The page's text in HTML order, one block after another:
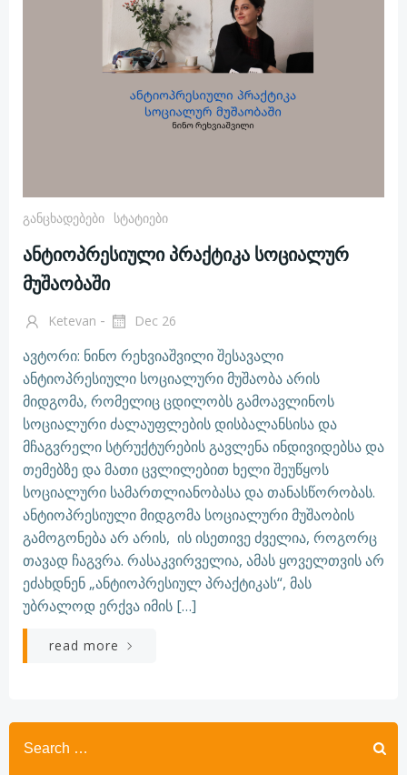
Განცხადებები Სტატიები
ანტიოპრესიული პრაქტიკა სოციალურ
მუშაობაში
Ketevan - Dec 26
ავტორი: ნინო რეხვიაშვილი შესავალი
ანტიოპრესიული სოციალური მუშაობა არის
მიდგომა, რომელიც ცდილობს გამოავლინოს
სოციალური ძალაუფლების დისბალანსისა და
მჩაგვრელი სტრუქტურების გავლენა ინდივიდებსა და
თემებზე და მათი ცვლილებით ხელი შეუწყოს
სოციალური სამართლიანობასა და თანასწორობას.
ანტიოპრესიული მიდგომა სოციალური მუშაობის
გამოგონება არ არის, ის ისეთივე ძველია, როგორც
თავად ჩაგვრა. რასაკვირველია, ამას ყოველთვის არ
ეძახდნენ „ანტიოპრესიულ პრაქტიკას“, მას
უბრალოდ ერქვა იმის […]
read more